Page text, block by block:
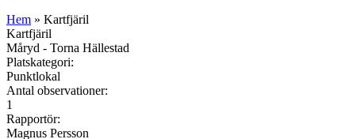
Hem » Kartfjäril
Kartfjäril
Måryd - Torna Hällestad
Platskategori:
Punktlokal
Antal observationer:
1
Rapportör:
Magnus Persson